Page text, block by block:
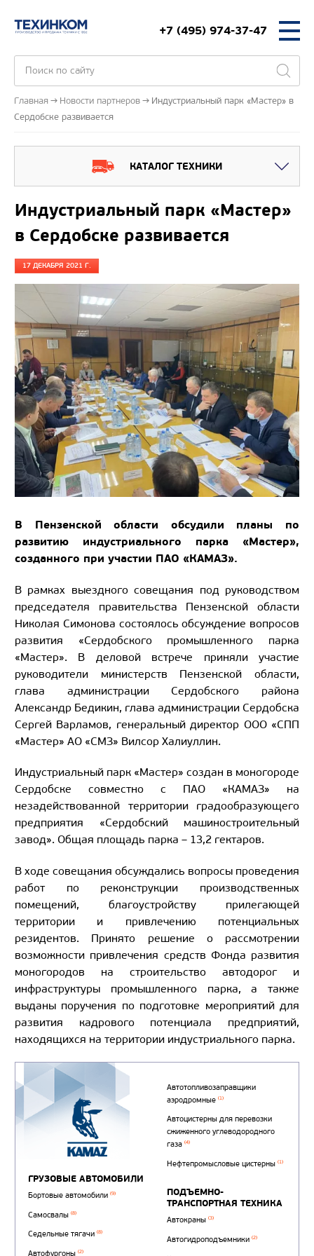
+7 (495) 974-37-47
Главная Новости партнеров
Индустриальный парк «Мастер» в
Сердобске развивается
КАТАЛОГ ТЕХНИКИ
Индустриальный парк «Мастер»
в Сердобске развивается
17 ДЕКАБРЯ 2021 Г.
В Пензенской области обсудили планы по
развитию индустриального парка «Мастер»,
созданного при участии ПАО «КАМАЗ».
В рамках выездного совещания под руководством
председателя правительства Пензенской области
Николая Симонова состоялось обсуждение вопросов
развития «Сердобского промышленного парка
«Мастер». В деловой встрече приняли участие
руководители министерств Пензенской области,
глава администрации Сердобского района
Александр Бедикин, глава администрации Сердобска
Сергей Варламов, генеральный директор ООО «СПП
«Мастер» АО «СМЗ» Вилсор Халиуллин.
Индустриальный парк «Мастер» создан в моногороде
Сердобске совместно с ПАО «КАМАЗ» на
незадействованной территории градообразующего
предприятия «Сердобский машиностроительный
завод». Общая площадь парка – 13,2 гектаров.
В ходе совещания обсуждались вопросы проведения
работ по реконструкции производственных
помещений, благоустройству прилегающей
территории и привлечению потенциальных
резидентов. Принято решение о рассмотрении
возможности привлечения средств Фонда развития
моногородов на строительство автодорог и
инфраструктуры промышленного парка, а также
выданы поручения по подготовке мероприятий для
развития кадрового потенциала предприятий,
находящихся на территории индустриального парка.